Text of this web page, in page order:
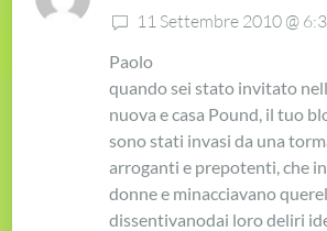
11 Settembre 2010 @
Paolo
quando sei stato invitato
nuova e casa Pound, il tuo
sono stati invasi da una
arroganti e prepotenti, che
donne e minacciavano
dissentivanodai loro deliri